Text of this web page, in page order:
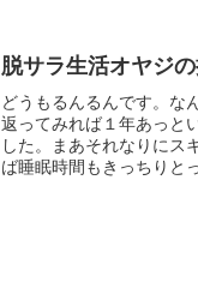
脱サラ生活オヤジ
どうもるんるんです。な
返ってみれば１年あっと
した。まあそれなりにス
ば睡眠時間もきっちりと